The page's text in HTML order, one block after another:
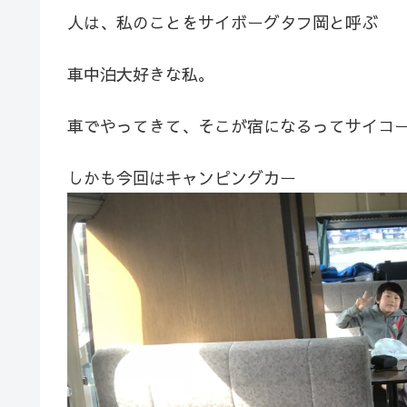
人は、私のことをサイボーグタフ岡と呼ぶ
車中泊大好きな私。
車でやってきて、そこが宿になるってサイコ
しかも今回はキャンピングカー